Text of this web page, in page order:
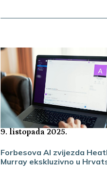
9. listopada 2025.
Forbesova AI zvijezda
Murray ekskluzivno u